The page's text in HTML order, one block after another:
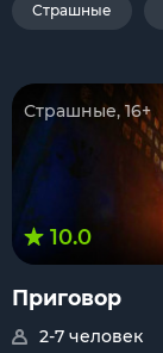
Страшные
Страшные, 16+
10.0
Приговор
2-7 человек